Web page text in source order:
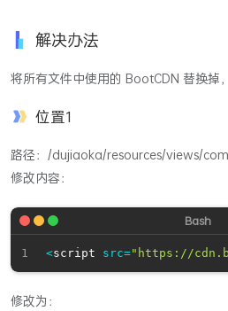
解决办法
将所有文件中使用的 BootCDN 替换掉
位置1
路径：/dujiaoka/resources/views/
修改内容：
<script src="https://
修改为：